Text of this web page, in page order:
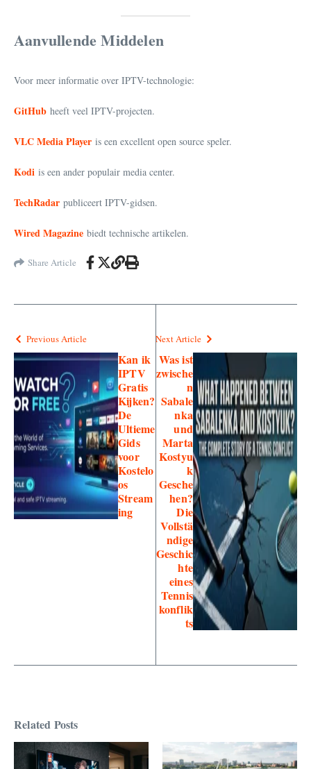
Aanvullende Middelen
Voor meer informatie over IPTV-technologie:
GitHub heeft veel IPTV-projecten.
VLC Media Player is een excellent open source speler.
Kodi is een ander populair media center.
TechRadar publiceert IPTV-gidsen.
Wired Magazine biedt technische artikelen.
Share Article
Previous Article
Kan ik
IPTV
Gratis
Kijken?
De
Ultieme
Gids
voor
Kostelo
os
Stream
ing
Next Article
Was ist
zwische
n
Sabale
nka
und
Marta
Kostyu
k
Gesche
hen?
Die
Vollstä
ndige
Geschic
hte
eines
Tennis
konflik
ts
Related Posts